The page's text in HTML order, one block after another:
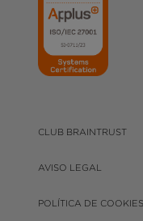
CLUB BRAINTRUST
AVISO LEGAL
POLÍTICA DE COOKIES